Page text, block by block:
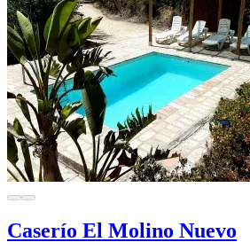
Caserío El Molino Nuevo